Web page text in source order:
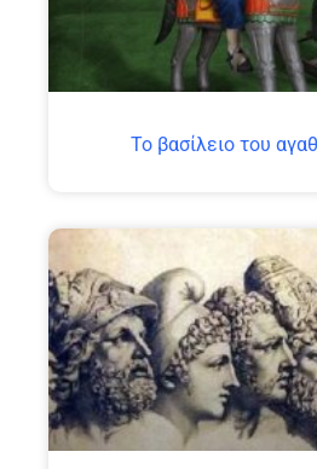
Το βασίλειο του